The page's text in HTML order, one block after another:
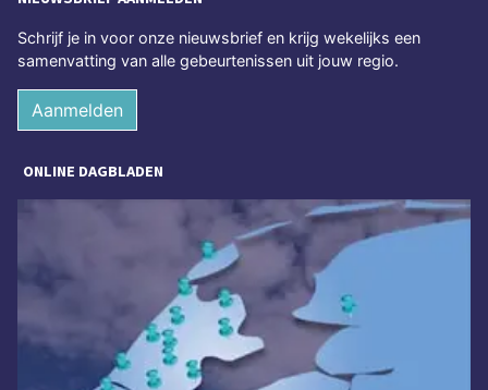
Schrijf je in voor onze nieuwsbrief en krijg wekelijks een
samenvatting van alle gebeurtenissen uit jouw regio.
Aanmelden
ONLINE DAGBLADEN